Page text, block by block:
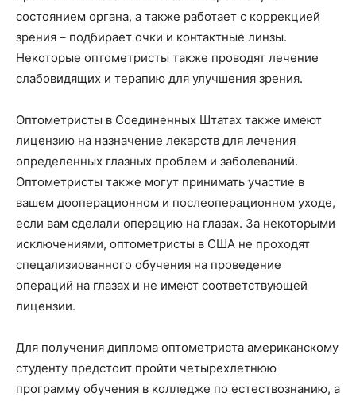
состоянием органа, а также работает с коррекцией
зрения – подбирает очки и контактные линзы.
Некоторые оптометристы также проводят лечение
слабовидящих и терапию для улучшения зрения.
Оптометристы в Соединенных Штатах также имеют
лицензию на назначение лекарств для лечения
определенных глазных проблем и заболеваний.
Оптометристы также могут принимать участие в
вашем дооперационном и послеоперационном уходе,
если вам сделали операцию на глазах. За некоторыми
исключениями, оптометристы в США не проходят
спецализиованного обучения на проведение
операций на глазах и не имеют соответствующей
лицензии.
Для получения диплома оптометриста американскому
студенту предстоит пройти четырехлетнюю
программу обучения в колледже по естествознанию, а